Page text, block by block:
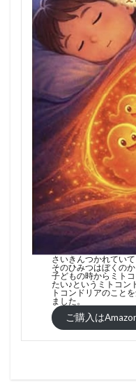
さいきんつかれてい
そのひみつはぼくの
子どもの時からミト
たい♪というミトコン
トコンドリアのこと
ました。
ご購入は